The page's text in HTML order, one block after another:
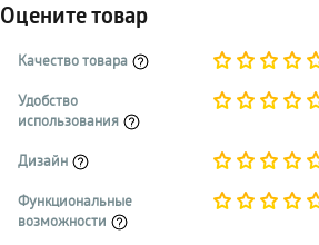
Оцените товар
Качество товара
Удобство
использования
Дизайн
Функциональные
возможности